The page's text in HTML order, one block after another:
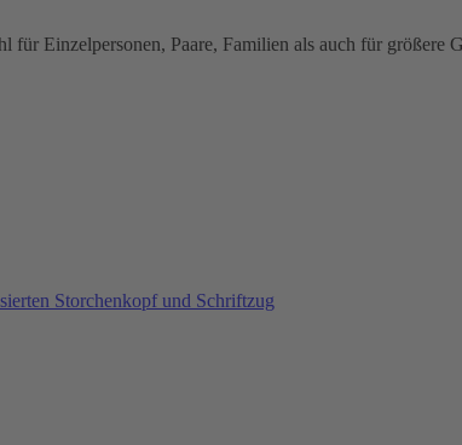
für Einzelpersonen, Paare, Familien als auch für